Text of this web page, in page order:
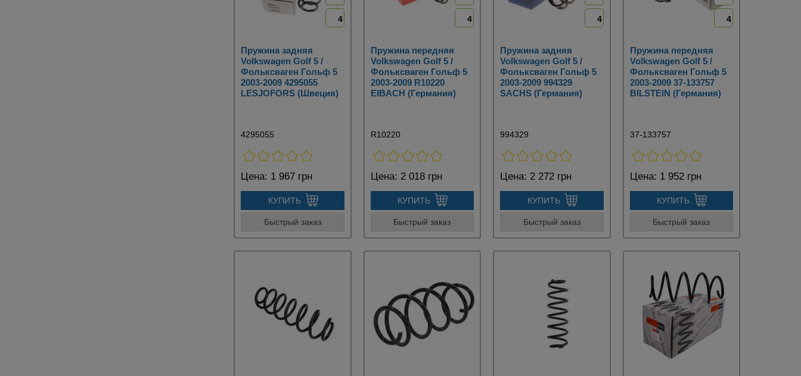
4
Пружина задняя
Volkswagen Golf 5 /
Фольксваген Гольф 5
2003-2009 4295055
LESJOFORS (Швеция)
4295055
Цена: 1 967 грн
КУПИТЬ
Быстрый заказ
4
Пружина передняя
Volkswagen Golf 5 /
Фольксваген Гольф 5
2003-2009 R10220
EIBACH (Германия)
R10220
Цена: 2 018 грн
КУПИТЬ
Быстрый заказ
4
Пружина задняя
Volkswagen Golf 5 /
Фольксваген Гольф 5
2003-2009 994329
SACHS (Германия)
994329
Цена: 2 272 грн
КУПИТЬ
Быстрый заказ
4
Пружина передняя
Volkswagen Golf 5 /
Фольксваген Гольф 5
2003-2009 37-133757
BILSTEIN (Германия)
37-133757
Цена: 1 952 грн
КУПИТЬ
Быстрый заказ